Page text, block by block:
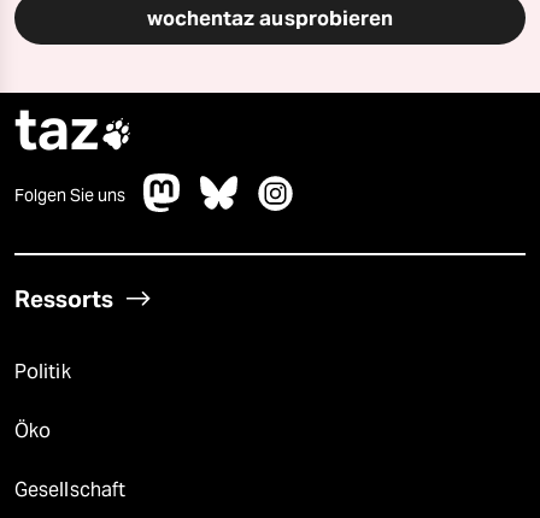
wochentaz ausprobieren
taz
Folgen Sie uns
Ressorts
Politik
Öko
Gesellschaft